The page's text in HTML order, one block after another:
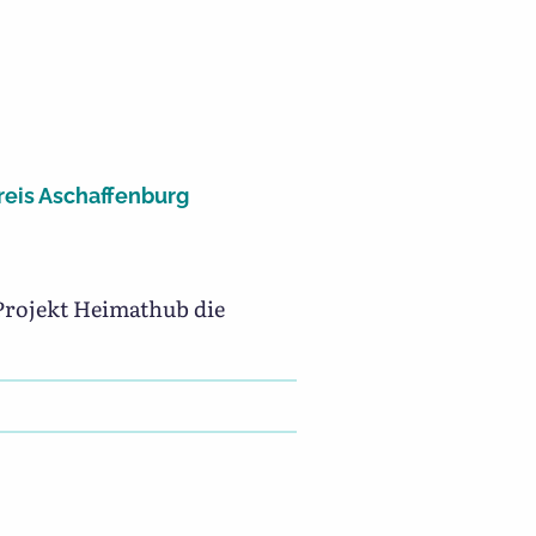
Aschaffenburg
Heimathub die